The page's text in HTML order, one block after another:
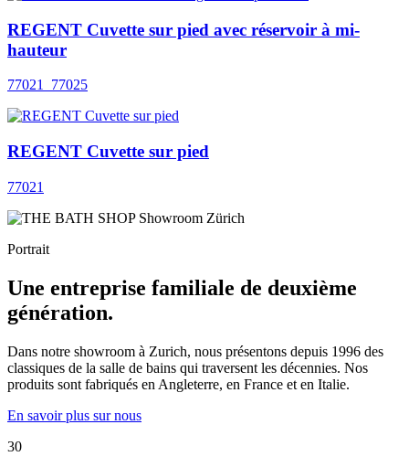
REGENT Cuvette sur pied avec réservoir à mi-
hauteur
77021_77025
REGENT Cuvette sur pied
77021
Portrait
Une entreprise familiale de deuxième
génération.
Dans notre showroom à Zurich, nous présentons depuis 1996 des
classiques de la salle de bains qui traversent les décennies. Nos
produits sont fabriqués en Angleterre, en France et en Italie.
En savoir plus sur nous
30